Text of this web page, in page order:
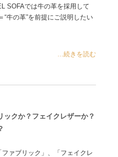
SOFAでは牛の革を採用して
“牛の革”を前提にご説明したい
...続きを読む
ックか？フェイクレザーか？
ファブリック」、「フェイクレ